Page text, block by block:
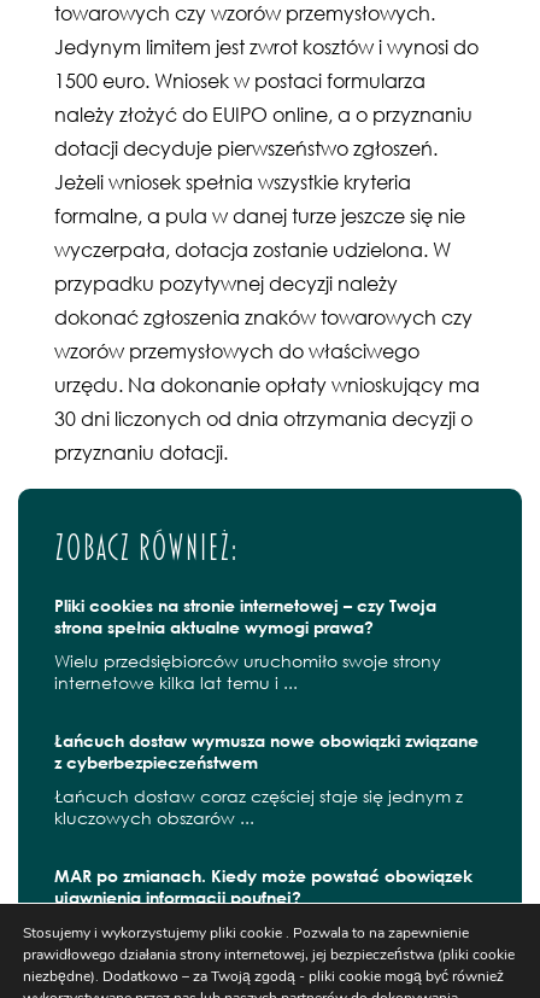
towarowych czy wzorów przemysłowych.
Jedynym limitem jest zwrot kosztów i wynosi do
1500 euro. Wniosek w postaci formularza
należy złożyć do EUIPO online, a o przyznaniu
dotacji decyduje pierwszeństwo zgłoszeń.
Jeżeli wniosek spełnia wszystkie kryteria
formalne, a pula w danej turze jeszcze się nie
wyczerpała, dotacja zostanie udzielona. W
przypadku pozytywnej decyzji należy
dokonać zgłoszenia znaków towarowych czy
wzorów przemysłowych do właściwego
urzędu. Na dokonanie opłaty wnioskujący ma
30 dni liczonych od dnia otrzymania decyzji o
przyznaniu dotacji.
Zobacz również:
Pliki cookies na stronie internetowej – czy Twoja
strona spełnia aktualne wymogi prawa?
Wielu przedsiębiorców uruchomiło swoje strony
internetowe kilka lat temu i ...
Łańcuch dostaw wymusza nowe obowiązki związane
z cyberbezpieczeństwem
Łańcuch dostaw coraz częściej staje się jednym z
kluczowych obszarów ...
MAR po zmianach. Kiedy może powstać obowiązek
ujawnienia informacji poufnej?
W czerwcu 2026 r. zaczęły obowiązywać kolejne
zmiany wynikające z ...
Stosujemy i wykorzystujemy pliki cookie . Pozwala to na zapewnienie
prawidłowego działania strony internetowej, jej bezpieczeństwa (pliki cookie
niezbędne). Dodatkowo – za Twoją zgodą - pliki cookie mogą być również